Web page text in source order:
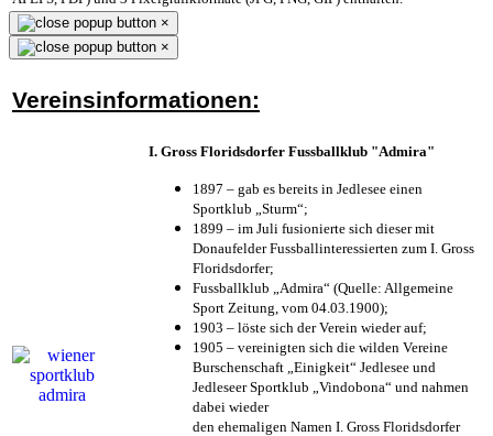
×
×
Vereinsinformationen:
I. Gross Floridsdorfer Fussballklub "Admira"
1897 – gab es bereits in Jedlesee einen
Sportklub „Sturm“;
1899 – im Juli fusionierte sich dieser mit
Donaufelder Fussballinteressierten zum I. Gross
Floridsdorfer;
Fussballklub „Admira“ (Quelle: Allgemeine
Sport Zeitung, vom 04.03.1900);
1903 – löste sich der Verein wieder auf;
1905 – vereinigten sich die wilden Vereine
Burschenschaft „Einigkeit“ Jedlesee und
Jedleseer Sportklub „Vindobona“ und nahmen
dabei wieder
den ehemaligen Namen I. Gross Floridsdorfer